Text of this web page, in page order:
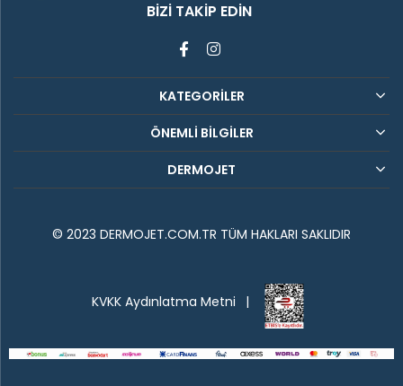
BIZI TAKIP EDIN
KATEGORİLER
ÖNEMLİ BİLGİLER
DERMOJET
© 2023 DERMOJET.COM.TR TÜM HAKLARI SAKLIDIR
KVKK Aydınlatma Metni